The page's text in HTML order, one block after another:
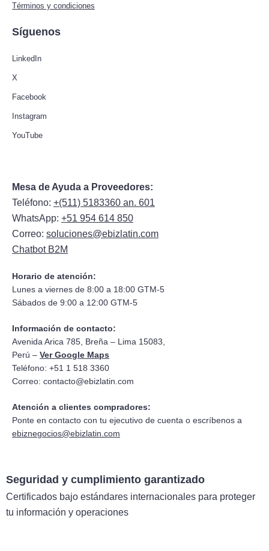
Términos y condiciones
Síguenos
LinkedIn
X
Facebook
Instagram
YouTube
Mesa de Ayuda a Proveedores:
Teléfono: +(511) 5183360 an. 601
WhatsApp: +51 954 614 850
Correo: soluciones@ebizlatin.com
Chatbot B2M
Horario de atención:
Lunes a viernes de 8:00 a 18:00 GTM-5
Sábados de 9:00 a 12:00 GTM-5
Información de contacto:
Avenida Arica 785, Breña – Lima 15083,
Perú – Ver Google Maps
Teléfono: +51 1 518 3360
Correo: contacto@ebizlatin.com
Atención a clientes compradores:
Ponte en contacto con tu ejecutivo de cuenta o escríbenos a
ebiznegocios@ebizlatin.com
Seguridad y cumplimiento garantizado
Certificados bajo estándares internacionales para proteger
tu información y operaciones